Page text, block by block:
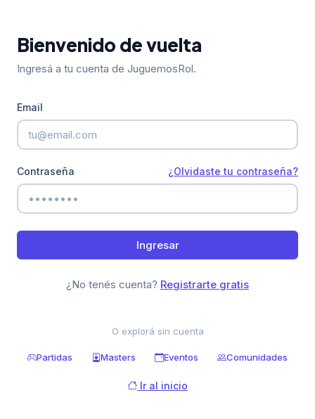
Bienvenido de vuelta
Ingresá a tu cuenta de JuguemosRol.
Email
Contraseña ¿Olvidaste tu contraseña?
Ingresar
¿No tenés cuenta? Registrarte gratis
O explorá sin cuenta
Partidas Masters Eventos Comunidades
Ir al inicio